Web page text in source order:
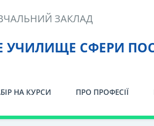
УЧИЛИЩЕ СФЕРИ
ЗАКЛАД
НА КУРСИ ПРО ПРОФЕСІЇ